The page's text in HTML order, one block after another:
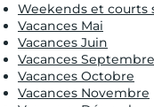
Weekends et courts
Vacances Mai
Vacances Juin
Vacances Septembre
Vacances Octobre
Vacances Novembre